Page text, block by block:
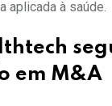
aplicada à saúde.
em M&A